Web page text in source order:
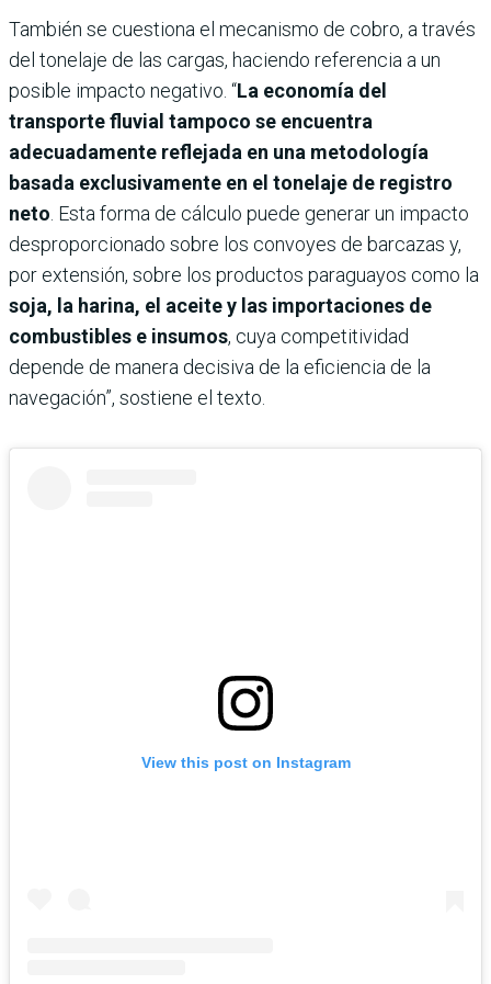
También se cuestiona el mecanismo de cobro, a través
del tonelaje de las cargas, haciendo referencia a un
posible impacto negativo. “La economía del
transporte fluvial tampoco se encuentra
adecuadamente reflejada en una metodología
basada exclusivamente en el tonelaje de registro
neto . Esta forma de cálculo puede generar un impacto
desproporcionado sobre los convoyes de barcazas y,
por extensión, sobre los productos paraguayos como la
soja, la harina, el aceite y las importaciones de
combustibles e insumos, cuya competitividad
depende de manera decisiva de la eficiencia de la
navegación”, sostiene el texto.
View this post on Instagram